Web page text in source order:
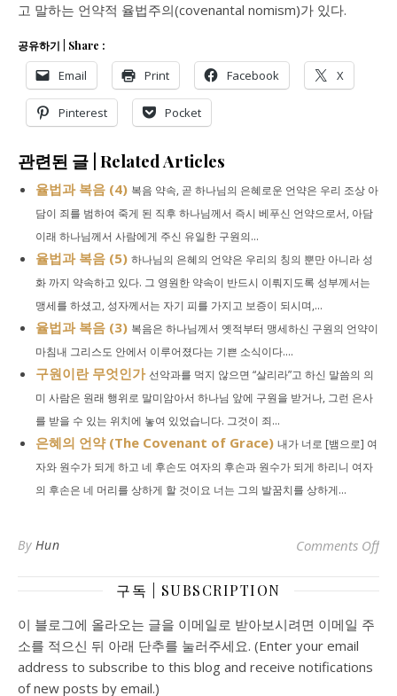
고 말하는 언약적 율법주의(covenantal nomism)가 있다.
공유하기 | Share :
Email Print Facebook X
Pinterest Pocket
관련된 글 | Related Articles
율법과 복음 (4) 복음 약속, 곧 하나님의 은혜로운 언약은 우리 조상 아
담이 죄를 범하여 죽게 된 직후 하나님께서 즉시 베푸신 언약으로서, 아담
이래 하나님께서 사람에게 주신 유일한 구원의...
율법과 복음 (5) 하나님의 은혜의 언약은 우리의 칭의 뿐만 아니라 성
화 까지 약속하고 있다. 그 영원한 약속이 반드시 이뤄지도록 성부께서는
맹세를 하셨고, 성자께서는 자기 피를 가지고 보증이 되시며,...
율법과 복음 (3) 복음은 하나님께서 옛적부터 맹세하신 구원의 언약이
마침내 그리스도 안에서 이루어졌다는 기쁜 소식이다....
구원이란 무엇인가 선악과를 먹지 않으면 “살리라”고 하신 말씀의 의
미 사람은 원래 행위로 말미암아서 하나님 앞에 구원을 받거나, 그런 은사
를 받을 수 있는 위치에 놓여 있었습니다. 그것이 죄...
은혜의 언약 (The Covenant of Grace) 내가 너로 [뱀으로] 여
자와 원수가 되게 하고 네 후손도 여자의 후손과 원수가 되게 하리니 여자
의 후손은 네 머리를 상하게 할 것이요 너는 그의 발꿈치를 상하게...
By Hun Comments Offon
구독 | SUBSCRIPTION
이 블로그에 올라오는 글을 이메일로 받아보시려면 이메일 주
소를 적으신 뒤 아래 단추를 눌러주세요. (Enter your email
address to subscribe to this blog and receive notifications
of new posts by email.)